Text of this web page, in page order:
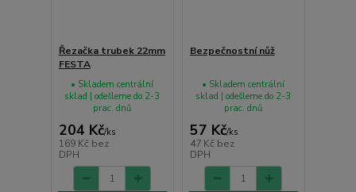
Řezačka trubek 22mm
FESTA
204 Kč/ks
169 Kč bez
DPH
• Skladem centrální
sklad | odešleme do 2-3
prac. dnů
Bezpečnostní nůž
57 Kč/ks
47 Kč bez
DPH
• Skladem centrální
sklad | odešleme do 2-3
prac. dnů